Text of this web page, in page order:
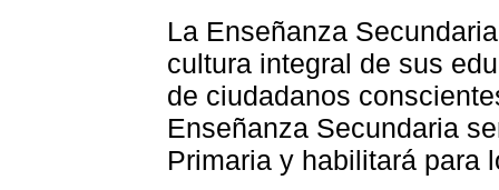
La Enseñanza
cultura integral de sus
de ciudadanos
Enseñanza Secundaria
Primaria y habilitará para